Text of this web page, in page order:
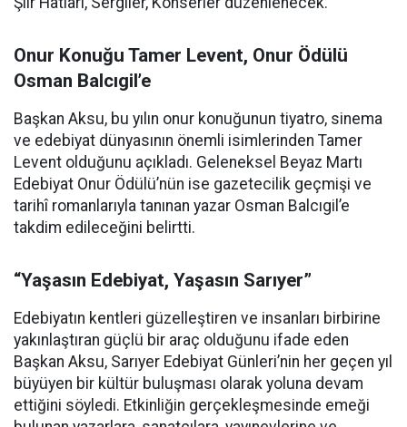
Onur Konuğu Tamer Levent, Onur Ödülü
Osman Balcıgil’e
Başkan Aksu, bu yılın onur konuğunun tiyatro, sinema
ve edebiyat dünyasının önemli isimlerinden Tamer
Levent olduğunu açıkladı. Geleneksel Beyaz Martı
Edebiyat Onur Ödülü’nün ise gazetecilik geçmişi ve
tarihî romanlarıyla tanınan yazar Osman Balcıgil’e
takdim edileceğini belirtti.
“Yaşasın Edebiyat, Yaşasın Sarıyer”
Edebiyatın kentleri güzelleştiren ve insanları birbirine
yakınlaştıran güçlü bir araç olduğunu ifade eden
Başkan Aksu, Sarıyer Edebiyat Günleri’nin her geçen yıl
büyüyen bir kültür buluşması olarak yoluna devam
ettiğini söyledi. Etkinliğin gerçekleşmesinde emeği